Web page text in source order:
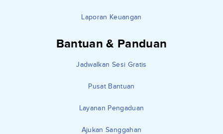
Laporan Keuangan
Bantuan & Panduan
Jadwalkan Sesi Gratis
Pusat Bantuan
Layanan Pengaduan
Ajukan Sanggahan